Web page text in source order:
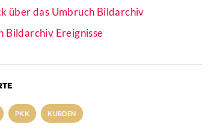
über das Umbruch Bildarchiv
Bildarchiv Ereignisse
PKK KURDEN